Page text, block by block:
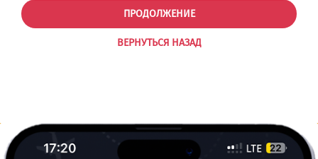
ВЕРНУТЬСЯ НАЗАД
ПРОДОЛЖЕНИЕ